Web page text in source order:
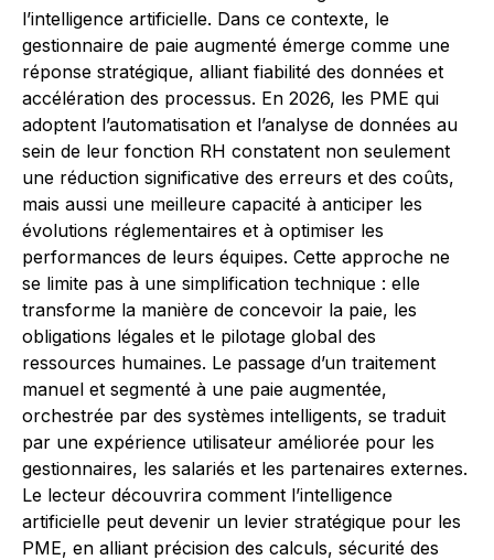
l’intelligence artificielle. Dans ce contexte, le
gestionnaire de paie augmenté émerge comme une
réponse stratégique, alliant fiabilité des données et
accélération des processus. En 2026, les PME qui
adoptent l’automatisation et l’analyse de données au
sein de leur fonction RH constatent non seulement
une réduction significative des erreurs et des coûts,
mais aussi une meilleure capacité à anticiper les
évolutions réglementaires et à optimiser les
performances de leurs équipes. Cette approche ne
se limite pas à une simplification technique : elle
transforme la manière de concevoir la paie, les
obligations légales et le pilotage global des
ressources humaines. Le passage d’un traitement
manuel et segmenté à une paie augmentée,
orchestrée par des systèmes intelligents, se traduit
par une expérience utilisateur améliorée pour les
gestionnaires, les salariés et les partenaires externes.
Le lecteur découvrira comment l’intelligence
artificielle peut devenir un levier stratégique pour les
PME, en alliant précision des calculs, sécurité des